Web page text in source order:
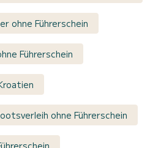
ohne Führerschein
Führerschein
ohne Führerschein